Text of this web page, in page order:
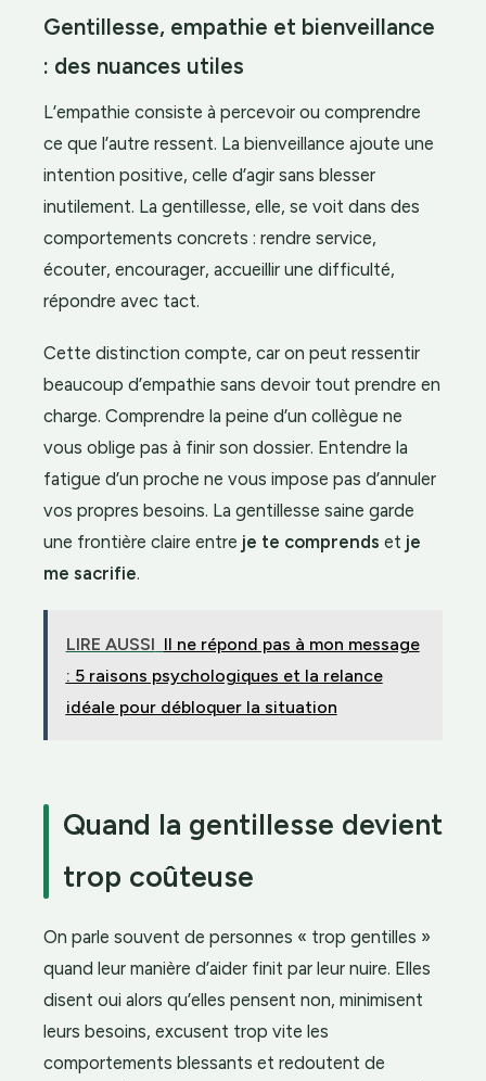
Gentillesse, empathie et bienveillance
: des nuances utiles
L’empathie consiste à percevoir ou comprendre
ce que l’autre ressent. La bienveillance ajoute une
intention positive, celle d’agir sans blesser
inutilement. La gentillesse, elle, se voit dans des
comportements concrets : rendre service,
écouter, encourager, accueillir une difficulté,
répondre avec tact.
Cette distinction compte, car on peut ressentir
beaucoup d’empathie sans devoir tout prendre en
charge. Comprendre la peine d’un collègue ne
vous oblige pas à finir son dossier. Entendre la
fatigue d’un proche ne vous impose pas d’annuler
vos propres besoins. La gentillesse saine garde
une frontière claire entre je te comprends et je
me sacrifie.
LIRE AUSSI Il ne répond pas à mon message
: 5 raisons psychologiques et la relance
idéale pour débloquer la situation
Quand la gentillesse devient
trop coûteuse
On parle souvent de personnes « trop gentilles »
quand leur manière d’aider finit par leur nuire. Elles
disent oui alors qu’elles pensent non, minimisent
leurs besoins, excusent trop vite les
comportements blessants et redoutent de